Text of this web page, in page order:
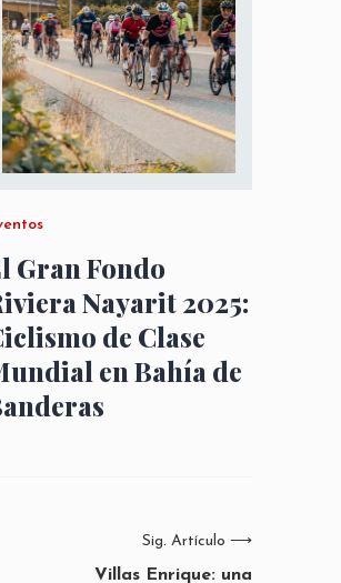
Gran Fondo
Nayarit 2025:
de Clase
en Bahía de
Sig. Artículo ⟶
Villas Enrique: una